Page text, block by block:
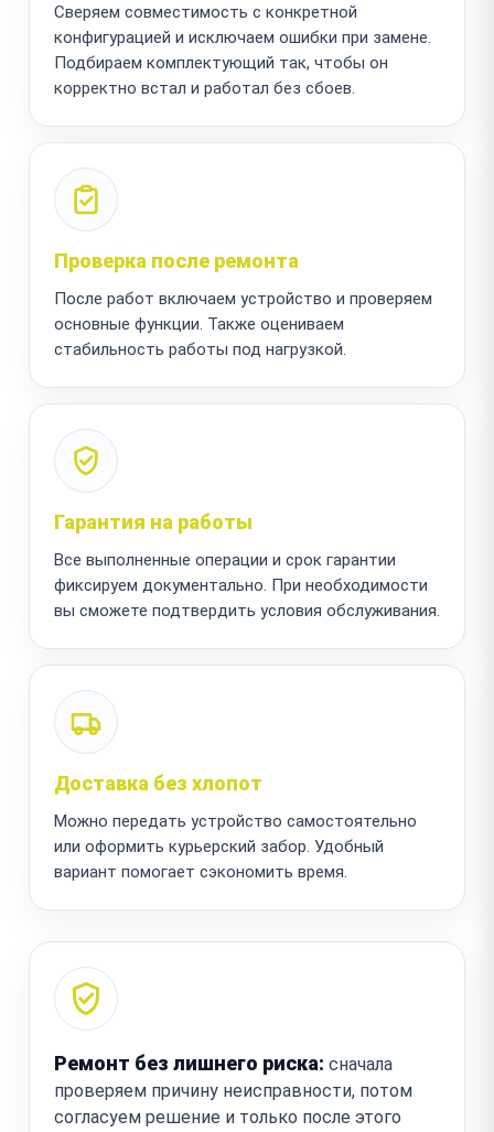
Сверяем совместимость с конкретной
конфигурацией и исключаем ошибки при замене.
Подбираем комплектующий так, чтобы он
корректно встал и работал без сбоев.
Проверка после ремонта
После работ включаем устройство и проверяем
основные функции. Также оцениваем
стабильность работы под нагрузкой.
Гарантия на работы
Все выполненные операции и срок гарантии
фиксируем документально. При необходимости
вы сможете подтвердить условия обслуживания.
Доставка без хлопот
Можно передать устройство самостоятельно
или оформить курьерский забор. Удобный
вариант помогает сэкономить время.
Ремонт без лишнего риска: сначала
проверяем причину неисправности, потом
согласуем решение и только после этого